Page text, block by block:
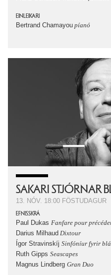
EINLEIKARI
Bertrand Chamayou píanó
SAKARI STJÓRNAR
13. NÓV. 18:00 FÖSTUDAGUR
EFNISSKRÁ
Paul Dukas Fanfare pour
Darius Milhaud Dixtour
Ígor Stravinskíj Sinfóníur fyrir
Ruth Gipps Seascapes
Magnus Lindberg Gran Duo